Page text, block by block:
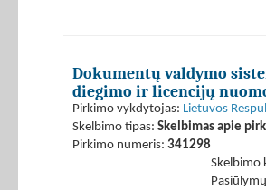
Dokumentų valdymo
diegimo ir licencijų
Pirkimo vykdytojas: Lietuvos
Skelbimo tipas: Skelbimas apie
Pirkimo numeris: 341298
Skelbimo